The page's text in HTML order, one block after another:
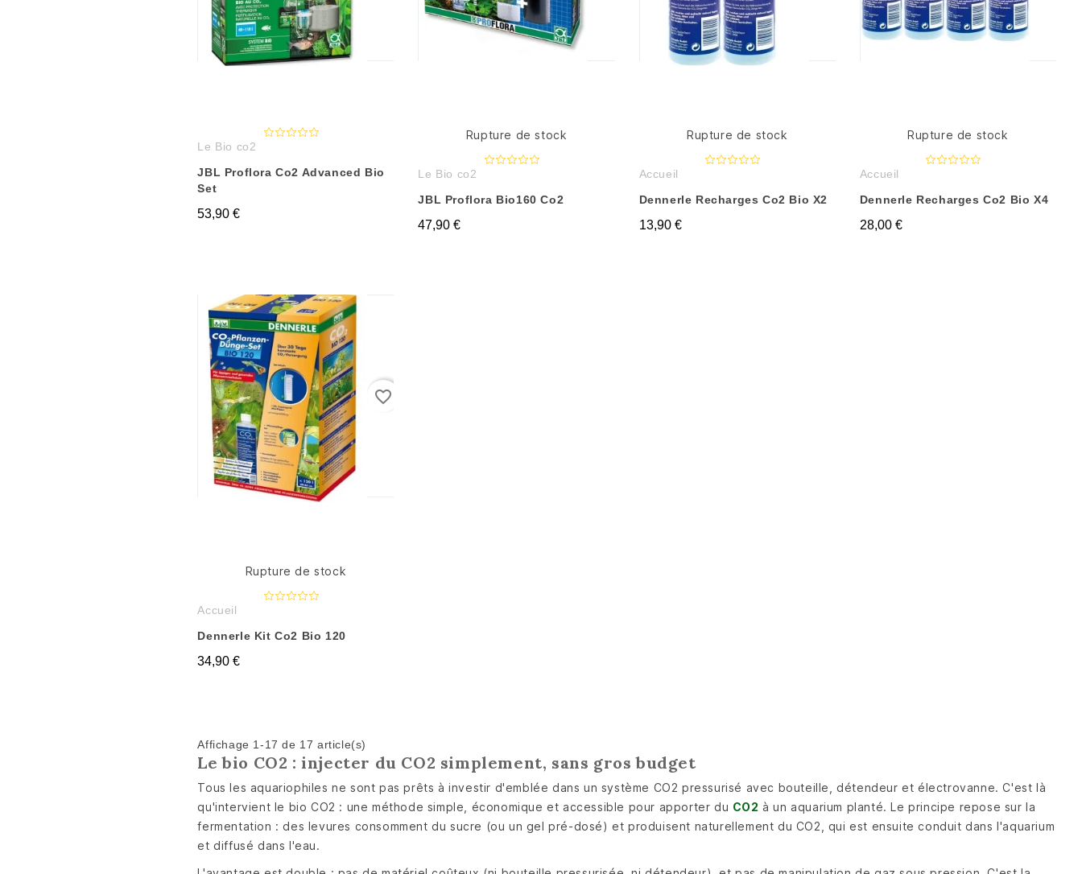
Le Bio co2
JBL Proflora Co2 Advanced Bio
Set
53,90 €
Rupture de stock
Le Bio co2
JBL Proflora Bio160 Co2
47,90 €
Rupture de stock
Accueil
Dennerle Recharges Co2 Bio X2
13,90 €
Rupture de stock
Accueil
Dennerle Recharges Co2 Bio X4
28,00 €
favorite_border
Rupture de stock
Accueil
Dennerle Kit Co2 Bio 120
34,90 €
Affichage 1-17 de 17 article(s)
Le bio CO2 : injecter du CO2 simplement, sans gros budget
Tous les aquariophiles ne sont pas prêts à investir d'emblée dans un système CO2 pressurisé avec bouteille, détendeur et électrovanne. C'est là
qu'intervient le bio CO2 : une méthode simple, économique et accessible pour apporter du CO2 à un aquarium planté. Le principe repose sur la
fermentation : des levures consomment du sucre (ou un gel pré-dosé) et produisent naturellement du CO2, qui est ensuite conduit dans l'aquarium
et diffusé dans l'eau.